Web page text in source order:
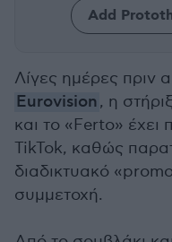
Add
Λίγες ημέρες πριν
Eurovision, η
και το «Ferto» έχει
TikTok, καθώς
διαδικτυακό
συμμετοχή.